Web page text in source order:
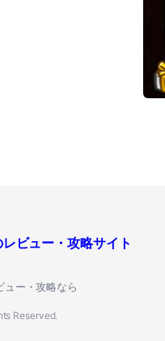
ビュー・攻略サイト
ュー・攻略なら
Reserved.